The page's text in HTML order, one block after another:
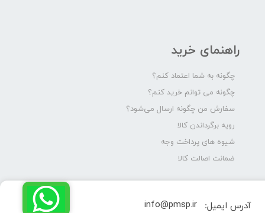
راهنمای خرید
چگونه به شما اعتماد کنم؟
چگونه می توانم خرید کنم؟
سفارش من چگونه ارسال می‌شود؟
رویه برگرداندن کالا
شیوه های پرداخت وجه
ضمانت اصالت کالا
آدرس ایمیل:
info@pmsp.ir